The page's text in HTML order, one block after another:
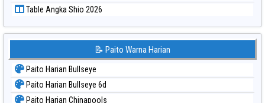
Table Angka Shio 2026
📝 Paito Warna Harian
Paito Harian Bullseye
Paito Harian Bullseye 6d
Paito Harian Chinapools